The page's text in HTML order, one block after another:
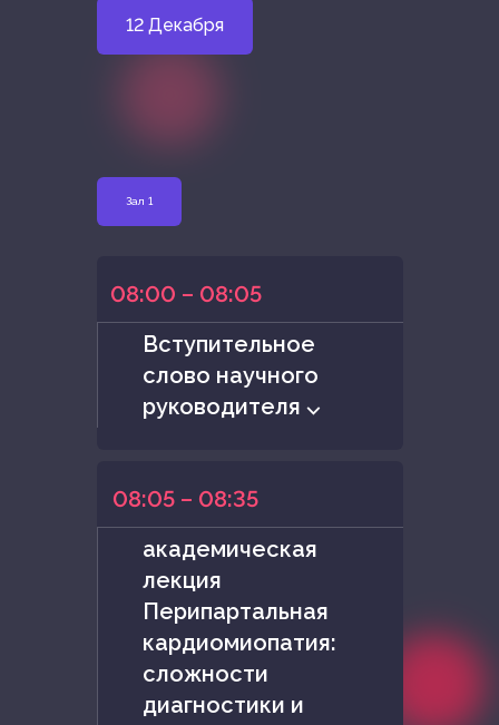
12 Декабря
Зал 1
08:00 – 08:05
Вступительное
слово научного
руководителя ⌵
08:05 – 08:35
академическая
лекция
Перипартальная
кардиомиопатия:
сложности
диагностики и